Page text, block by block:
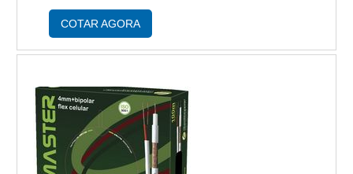
comercializa fios e cabos elétricos e acessório...
COTAR AGORA